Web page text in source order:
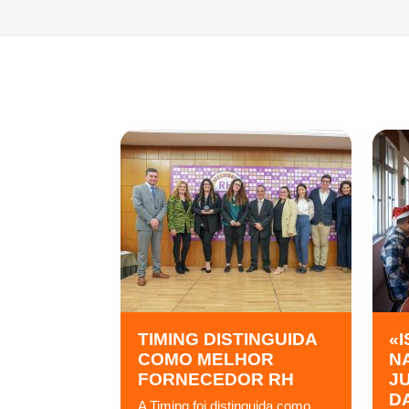
TIMING DISTINGUIDA
COMO MELHOR
FORNECEDOR RH